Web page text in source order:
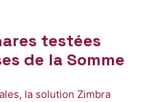
testées
de la Somme
la solution Zimbra